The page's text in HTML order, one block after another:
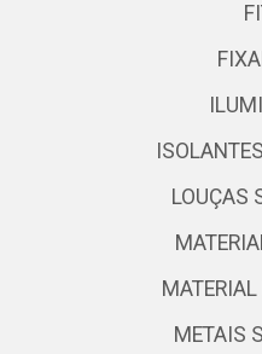
LOUÇAS
METAIS